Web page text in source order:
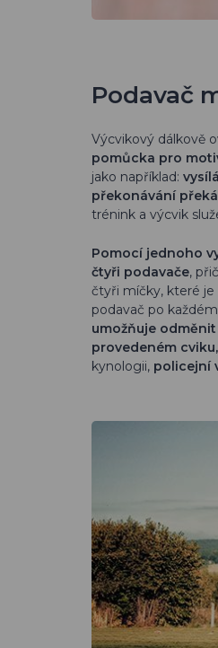
Podavač
Výcvikový dálkově
pomůcka pro
jako například:
překonávání
trénink a výcvik
Pomocí jednoho
čtyři podavače,
čtyři míčky, které
podavač po
umožňuje
provedeném cviku,
kynologii, policejní